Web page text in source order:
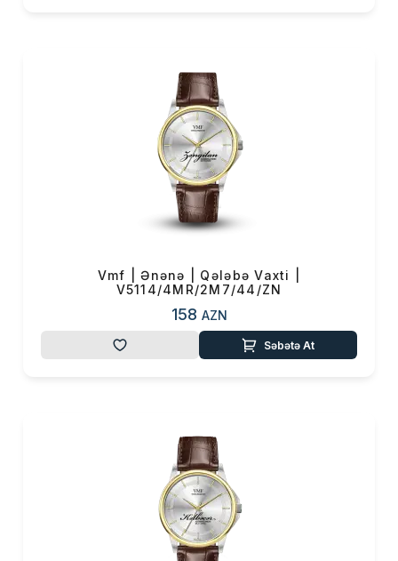
Vmf | Ənənə | Qələbə Vaxti |
V5114/4MR/2M7/44/ZN
158 AZN
Səbətə At
Məhsul(lar) səbətə əlavə edildi
Sifarişin detalları